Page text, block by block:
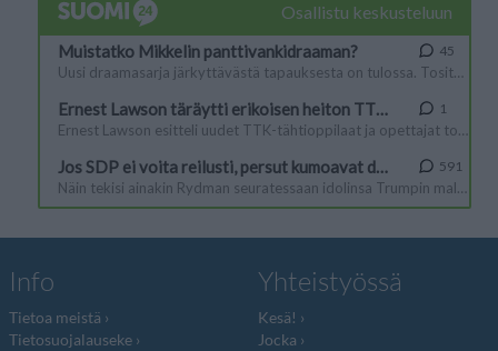
Info
Tietoa meistä
Tietosuojalauseke
Yhteistyössä
Kesä!
Jocka